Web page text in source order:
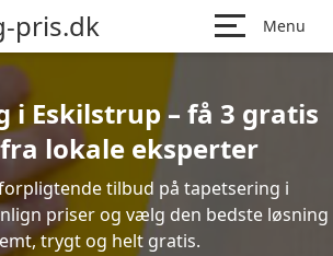
pris.dk Menu
i Eskilstrup – få 3 gratis
lokale eksperter
tilbud på tapetsering i
priser og vælg den bedste løsning
trygt og helt gratis.